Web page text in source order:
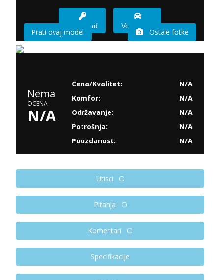
Imam sad Vozio sam
Prati ovaj model Ostale fotke
Nema
OCENA
N/A
Cena/Kvalitet:
N/A
Komfor:
N/A
Održavanje:
N/A
Potrošnja:
N/A
Pouzdanost:
N/A
Utisci
Pitanja
Komentari
Specifikacije